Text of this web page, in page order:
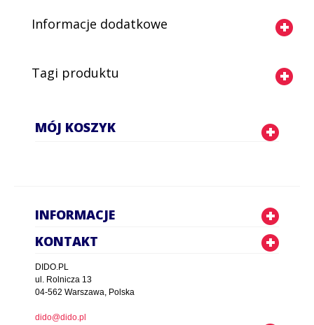
Informacje dodatkowe
Tagi produktu
MÓJ KOSZYK
INFORMACJE
KONTAKT
DIDO.PL
ul. Rolnicza 13
04-562 Warszawa, Polska
dido@dido.pl